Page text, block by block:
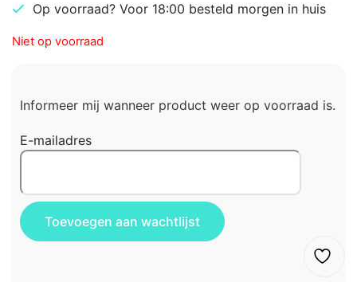
Op voorraad? Voor 18:00 besteld morgen in huis
Niet op voorraad
Informeer mij wanneer product weer op voorraad is.
E-mailadres